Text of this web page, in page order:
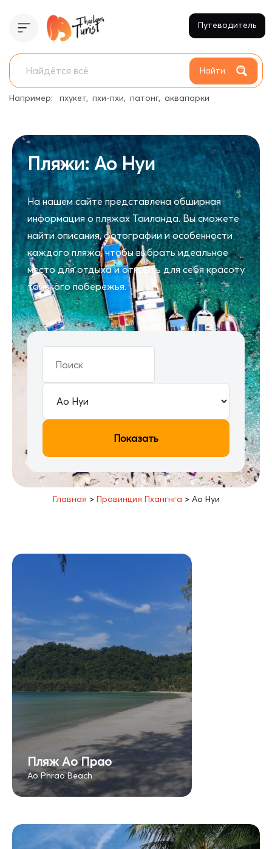
Найти
Например: пхукет пхи-пхи патонг аквапарки
Путеводитель
Пляжи: Ао Нуи
На нашем сайте представлена обширная
информация о пляжах Таиланда. Вы сможете
найти описания, фотографии и особенности
каждого пляжа, чтобы выбрать идеальное
место для отдыха и открыть для себя красоту
тайского побережья.
Показать
Главная > Провинция Пхангнга > Ао Нуи
Пляж Ао Прао
Ao Phrao Beach